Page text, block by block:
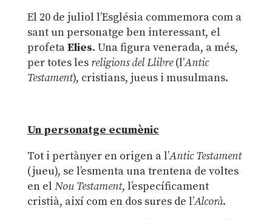
El 20 de juliol l’Església commemora com a
sant un personatge ben interessant, el
profetaElies. Una figura venerada, a més,
per totes les religions del Llibre(l’Antic
Testament), cristians, jueus i musulmans.
Un personatge ecumènic
Tot i pertànyer en origen a l’Antic Testament
(jueu), se l’esmenta una trentena de voltes
en el Nou Testament, l’específicament
cristià, així com en dos sures de l’Alcorà.